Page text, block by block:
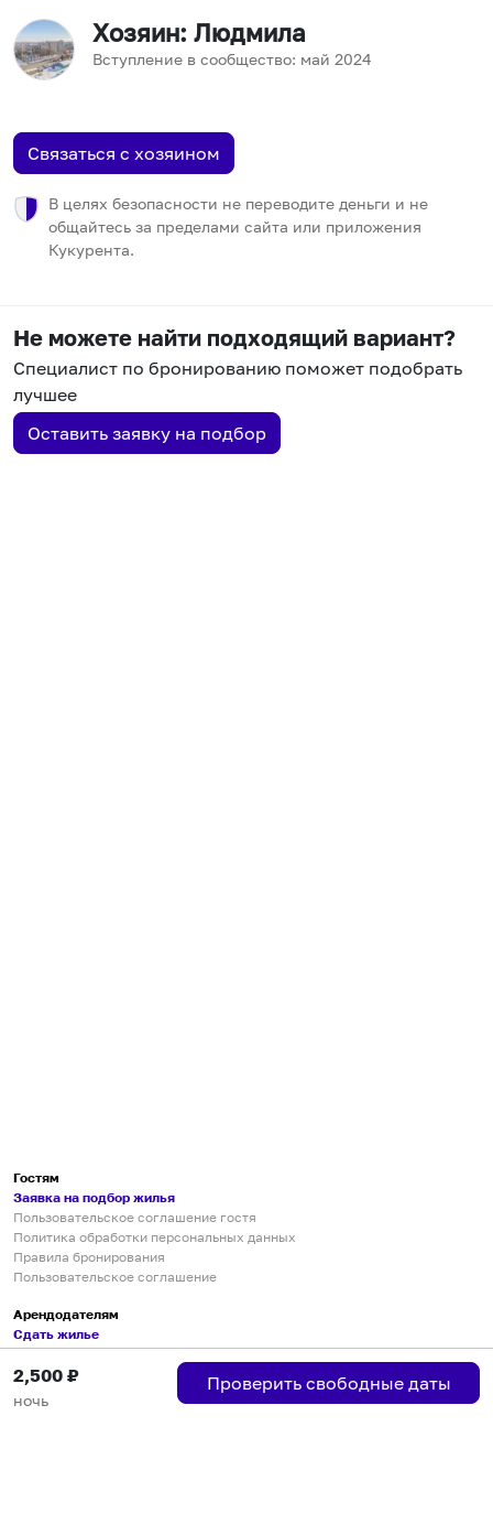
Хозяин: Людмила
Вступление в сообщество: май 2024
Связаться с хозяином
В целях безопасности не переводите деньги и не
общайтесь за пределами сайта или приложения
Кукурента.
Не можете найти подходящий вариант?
Специалист по бронированию поможет подобрать
лучшее
Оставить заявку на подбор
2,500 ₽
ночь
Проверить свободные даты
Гостям
Заявка на подбор жилья
Пользовательское соглашение гостя
Политика обработки персональных данных
Правила бронирования
Пользовательское соглашение
Арендодателям
Сдать жилье
Пользовательское соглашение
Правила публикации объявлений